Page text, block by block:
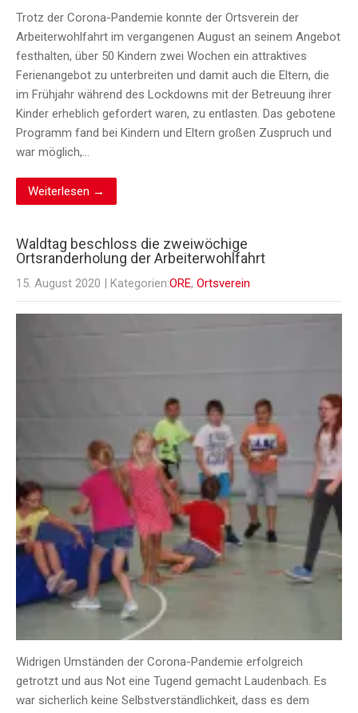
Trotz der Corona-Pandemie konnte der Ortsverein der
Arbeiterwohlfahrt im vergangenen August an seinem Angebot
festhalten, über 50 Kindern zwei Wochen ein attraktives
Ferienangebot zu unterbreiten und damit auch die Eltern, die
im Frühjahr während des Lockdowns mit der Betreuung ihrer
Kinder erheblich gefordert waren, zu entlasten. Das gebotene
Programm fand bei Kindern und Eltern großen Zuspruch und
war möglich,…
Weiterlesen →
Waldtag beschloss die zweiwöchige
Ortsranderholung der Arbeiterwohlfahrt
15. August 2020 | Kategorien:ORE, Ortsverein
Widrigen Umständen der Corona-Pandemie erfolgreich
getrotzt und aus Not eine Tugend gemacht Laudenbach. Es
war sicherlich keine Selbstverständlichkeit, dass es dem